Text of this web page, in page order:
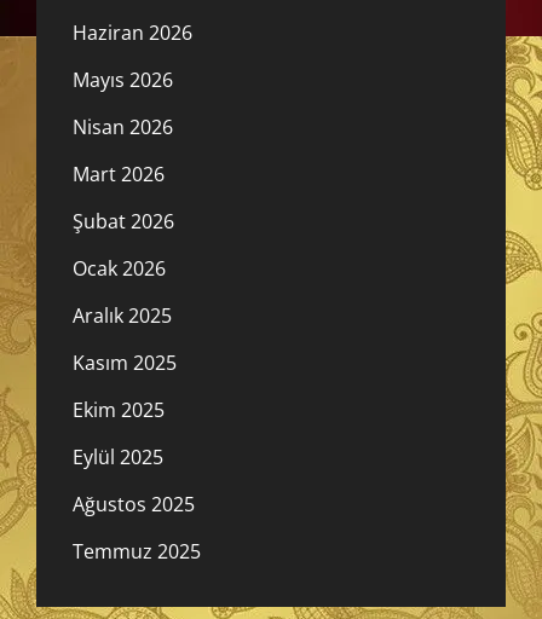
Haziran 2026
Mayıs 2026
Nisan 2026
Mart 2026
Şubat 2026
Ocak 2026
Aralık 2025
Kasım 2025
Ekim 2025
Eylül 2025
Ağustos 2025
Temmuz 2025